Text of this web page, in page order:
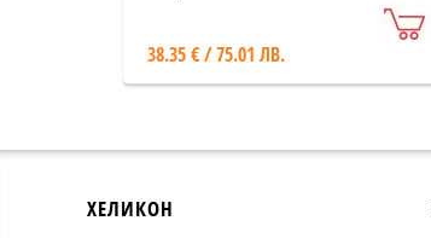
38.35 € / 75.01 ЛВ.
ХЕЛИКОН